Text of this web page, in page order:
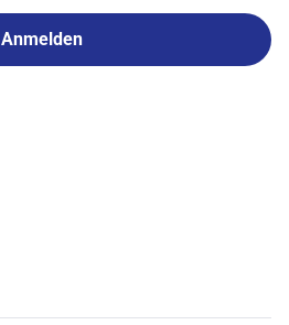
Anmelden